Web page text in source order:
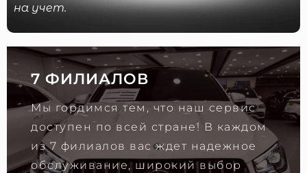
на учет.
7 ФИЛИАЛОВ
Мы гордимся тем, что наш сервис
доступен по всей стране! В каждом
из 7 филиалов вас ждет надежное
обслуживание, широкий выбор